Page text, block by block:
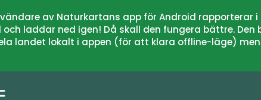
av Naturkartans app för Android rapporterar
laddar ned igen! Då skall den fungera bättre.
landet lokalt i appen (för att klara offline-läge)